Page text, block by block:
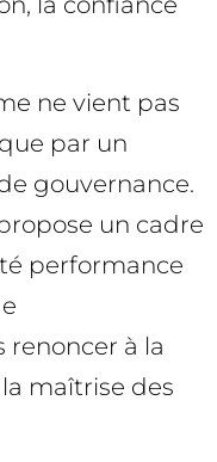
ne vient pas
par un
gouvernance.
un cadre
performance
renoncer à la
maîtrise des